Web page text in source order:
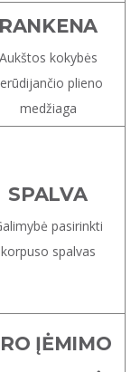
RANKENA
Aukštos kokybės
plieno
medžiaga
SPALVA
pasirinkti
korpuso spalvas
ĮĖMIMO